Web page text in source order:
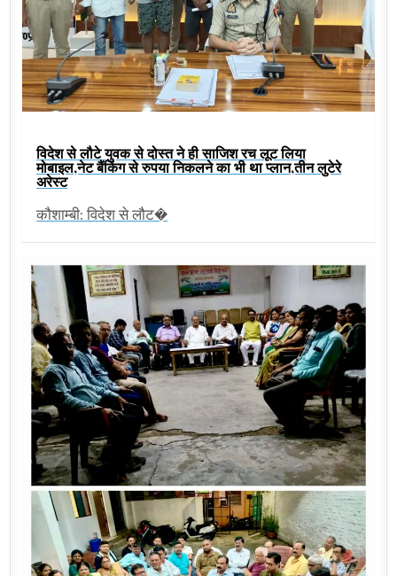
विदेश से लौटे युवक से दोस्त ने ही साजिश रच लूट लिया
मोबाइल,नेट बैंकिंग से रुपया निकलने का भी था प्लान,तीन लुटेरे
अरेस्ट
कौशाम्बी: विदेश से लौट�